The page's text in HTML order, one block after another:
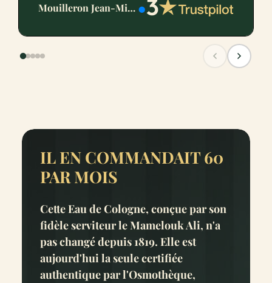
Mouilleron Jean-Michel
IL EN COMMANDAIT 60
PAR MOIS
Cette Eau de Cologne, conçue par son
fidèle serviteur le Mamelouk Ali, n'a
pas changé depuis 1819. Elle est
aujourd'hui la seule certifiée
authentique par l'Osmothèque,